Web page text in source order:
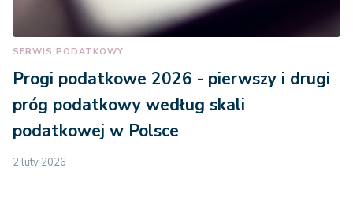
SERWIS PODATKOWY
Progi podatkowe 2026 - pierwszy i drugi
próg podatkowy według skali
podatkowej w Polsce
2 luty 2026